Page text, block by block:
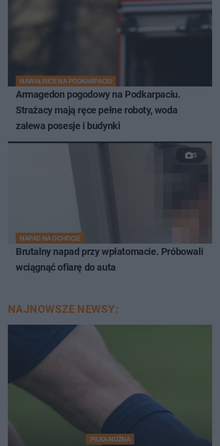
NAWAŁNICE NA PODKARPACIU
Armagedon pogodowy na Podkarpaciu.
Strażacy mają ręce pełne roboty, woda
zalewa posesje i budynki
5
NAPAD NA OCHOCIE
Brutalny napad przy wpłatomacie. Próbowali
wciągnąć ofiarę do auta
NAJNOWSZE NEWSY:
PIŁKA NOŻNA